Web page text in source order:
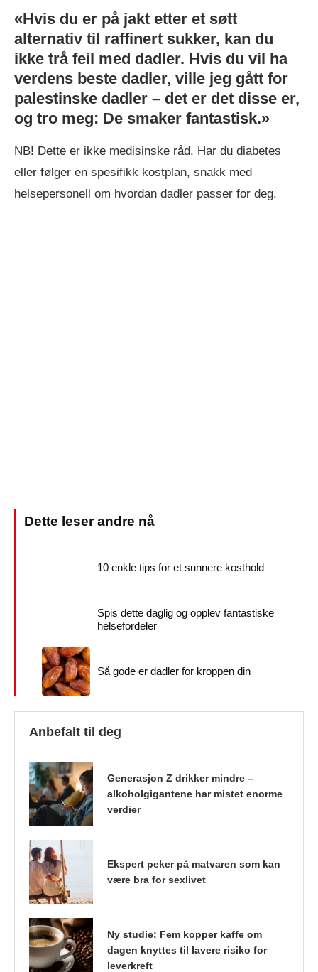
«Hvis du er på jakt etter et søtt
alternativ til raffinert sukker, kan du
ikke trå feil med dadler. Hvis du vil ha
verdens beste dadler, ville jeg gått for
palestinske dadler – det er det disse er,
og tro meg: De smaker fantastisk.»
NB! Dette er ikke medisinske råd. Har du diabetes
eller følger en spesifikk kostplan, snakk med
helsepersonell om hvordan dadler passer for deg.
10 enkle tips for et sunnere kosthold
Spis dette daglig og opplev fantastiske
helsefordeler
Så gode er dadler for kroppen din
Anbefalt til deg
Generasjon Z drikker mindre –
alkoholgigantene har mistet enorme
verdier
Ekspert peker på matvaren som kan
være bra for sexlivet
Ny studie: Fem kopper kaffe om
dagen knyttes til lavere risiko for
leverkreft